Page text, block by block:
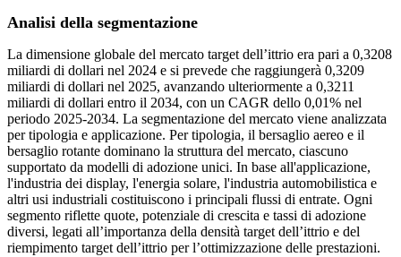
Analisi della segmentazione
La dimensione globale del mercato target dell’ittrio era pari a 0,3208
miliardi di dollari nel 2024 e si prevede che raggiungerà 0,3209
miliardi di dollari nel 2025, avanzando ulteriormente a 0,3211
miliardi di dollari entro il 2034, con un CAGR dello 0,01% nel
periodo 2025-2034. La segmentazione del mercato viene analizzata
per tipologia e applicazione. Per tipologia, il bersaglio aereo e il
bersaglio rotante dominano la struttura del mercato, ciascuno
supportato da modelli di adozione unici. In base all'applicazione,
l'industria dei display, l'energia solare, l'industria automobilistica e
altri usi industriali costituiscono i principali flussi di entrate. Ogni
segmento riflette quote, potenziale di crescita e tassi di adozione
diversi, legati all’importanza della densità target dell’ittrio e del
riempimento target dell’ittrio per l’ottimizzazione delle prestazioni.